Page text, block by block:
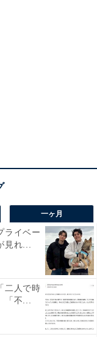
一ヶ月
ライベー
見れ...
二人で時
「不...